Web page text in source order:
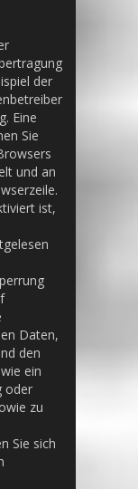
der
Eine
Sie
und an
ist,
Daten,
den
ein
oder
zu
Sie sich